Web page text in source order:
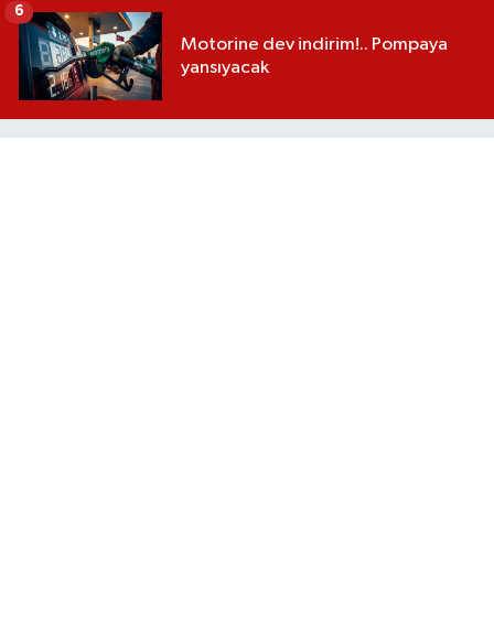
Motorine dev indirim!.. Pompaya
yansıyacak
6